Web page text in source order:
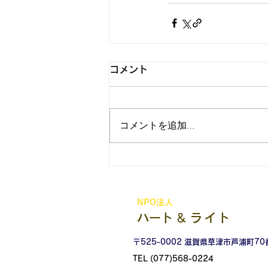
コメント
コメントを追加…
NPO法人
​ハート & ライト
TEL (077)568-0224
〒525-0002 滋賀県草津市芦浦町